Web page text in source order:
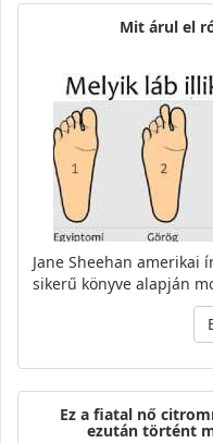
Mit árul el
Jane Sheehan amerikai
sikerű könyve alapján
Ez a fiatal nő
ezután történt